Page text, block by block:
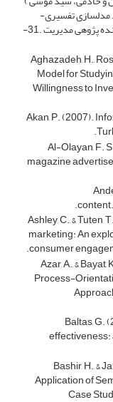
مدلسازی تفسیری-
ساختاری )مطالعه موردی: صنعت خودرو داخلی(. آینده پژوهی مدیریت .31-
Aghazadeh, H.,
Model for
Willingness to
Akan, P. (2007).
Al-Olayan, F.
magazine
Ashley, C., &
marketing: An
consumer
Azar, A., &
Process-
Baltas, G.
Bashir, H., &
Application of
Case